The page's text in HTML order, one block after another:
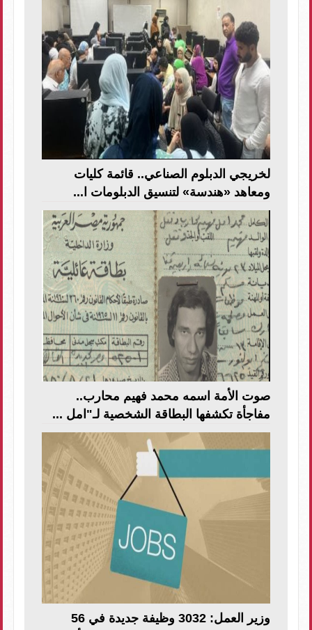
لخريجي الدبلوم الصناعي.. قائمة كليات
ومعاهد «هندسة» لتنسيق الدبلومات ا...
صوت الأمة اسمه محمد فهيم محارب..
مفاجأة تكشفها البطاقة الشخصية لـ"امل ...
وزير العمل: 3032 وظيفة جديدة في 56